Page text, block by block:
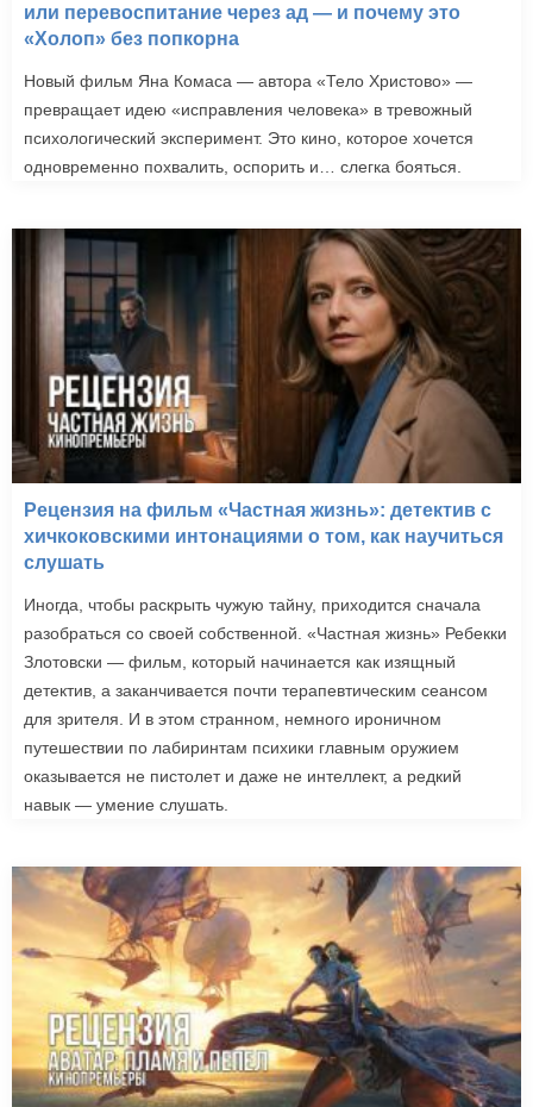
или перевоспитание через ад — и почему это
«Холоп» без попкорна
Новый фильм Яна Комаса — автора «Тело Христово» —
превращает идею «исправления человека» в тревожный
психологический эксперимент. Это кино, которое хочется
одновременно похвалить, оспорить и… слегка бояться.
Рецензия на фильм «Частная жизнь»: детектив с
хичкоковскими интонациями о том, как научиться
слушать
Иногда, чтобы раскрыть чужую тайну, приходится сначала
разобраться со своей собственной. «Частная жизнь» Ребекки
Злотовски — фильм, который начинается как изящный
детектив, а заканчивается почти терапевтическим сеансом
для зрителя. И в этом странном, немного ироничном
путешествии по лабиринтам психики главным оружием
оказывается не пистолет и даже не интеллект, а редкий
навык — умение слушать.